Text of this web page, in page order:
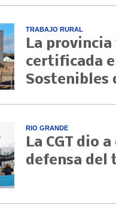
TRABAJO RURAL
La
certificada
Sostenibles
RIO GRANDE
La CGT dio
defensa